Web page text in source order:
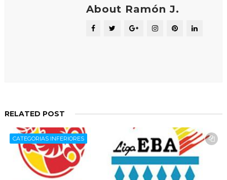
About Ramón J.
RELATED POST
CATEGORIAS INFERIORES